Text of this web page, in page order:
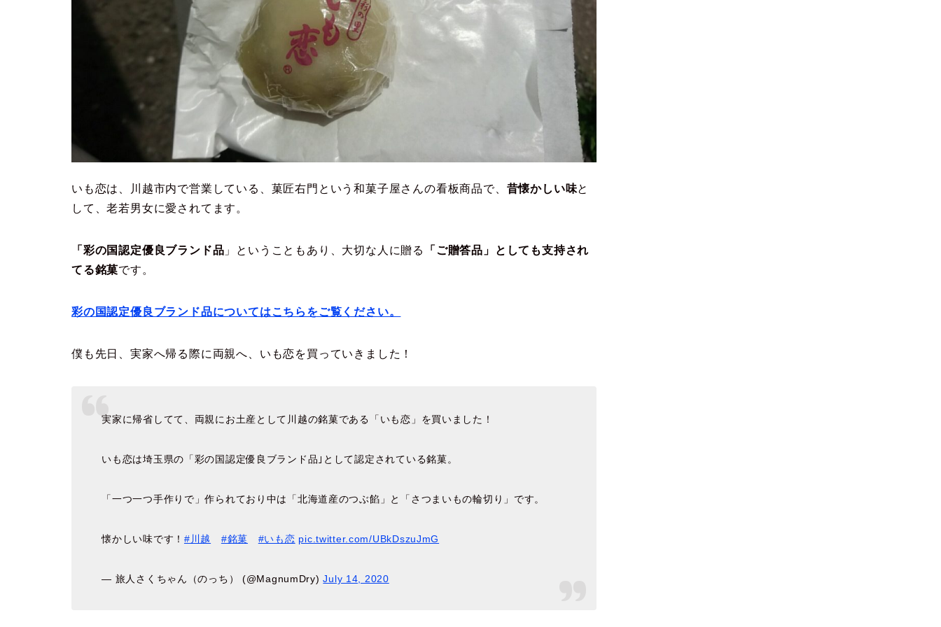
いも恋は、川越市内で営業している、菓匠右門という和菓子屋さんの看板商品で、 昔懐かしい味と
して、老若男女に愛されてます。
「彩の国認定優良ブランド品 」ということもあり、大切な人に贈る
「ご贈答品」としても支持され
てる銘菓です。
彩の国認定優良ブランド品についてはこちらをご覧ください。
僕も先日、実家へ帰る際に両親へ、いも恋を買っていきました！
実家に帰省してて、両親にお土産として川越の銘菓である「いも恋」を買いました！
いも恋は埼玉県の「彩の国認定優良ブランド品｣として認定されている銘菓。
「一つ一つ手作りで」作られており中は「北海道産のつぶ餡」と「さつまいもの輪切り」です。
懐かしい味です！ #川越 #銘菓 #いも恋 pic.twitter.com/UBkDszuJmG
— 旅人さくちゃん（のっち） (@MagnumDry)July 14, 2020